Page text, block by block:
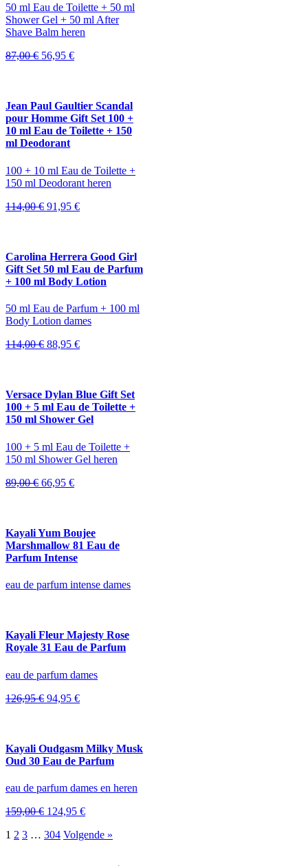
50 ml Eau de Toilette + 50 ml
Shower Gel + 50 ml After
Shave Balm heren
87,00€ Oorspronkelijke
56,95 €Huidige
Jean Paul Gaultier Scandal
pour Homme Gift Set 100 +
10 ml Eau de Toilette + 150
ml Deodorant
100 + 10 ml Eau de Toilette +
150 ml Deodorant heren
114,00€ Oorspronkelijke
91,95 €Huidige
Carolina Herrera Good Girl
Gift Set 50 ml Eau de Parfum
+ 100 ml Body Lotion
50 ml Eau de Parfum + 100 ml
Body Lotion dames
114,00€ Oorspronkelijke
88,95 €Huidige
Versace Dylan Blue Gift Set
100 + 5 ml Eau de Toilette +
150 ml Shower Gel
100 + 5 ml Eau de Toilette +
150 ml Shower Gel heren
89,00€ Oorspronkelijke
66,95 €Huidige
Kayali Yum Boujee
Marshmallow 81 Eau de
Parfum Intense
eau de parfum intense dames
Kayali Fleur Majesty Rose
Royale 31 Eau de Parfum
eau de parfum dames
126,95€ Oorspronkelijke
94,95 €Huidige
Kayali Oudgasm Milky Musk
Oud 30 Eau de Parfum
eau de parfum dames en heren
159,00€ Oorspronkelijke
was:
124,95 €Huidige
is:
1 2 3 … 304 Volgende »